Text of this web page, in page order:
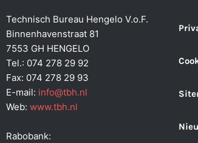
Technisch Bureau Hengelo V.o.F.
Binnenhavenstraat 81
7553 GH HENGELO
Tel.: 074 278 29 92
Fax: 074 278 29 93
E-mail: info@tbh.nl
Web: www.tbh.nl
Rabobank: